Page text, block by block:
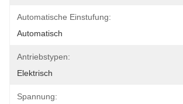
Automatische Einstufung:
Automatisch
Antriebstypen:
Elektrisch
Spannung: